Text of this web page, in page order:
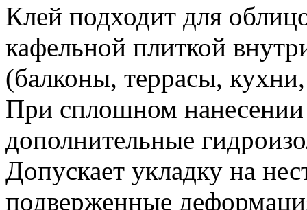
Клей подходит для
кафельной плиткой
(балконы, террасы,
При сплошном нанесении
дополнительные
Допускает укладку на
подверженные